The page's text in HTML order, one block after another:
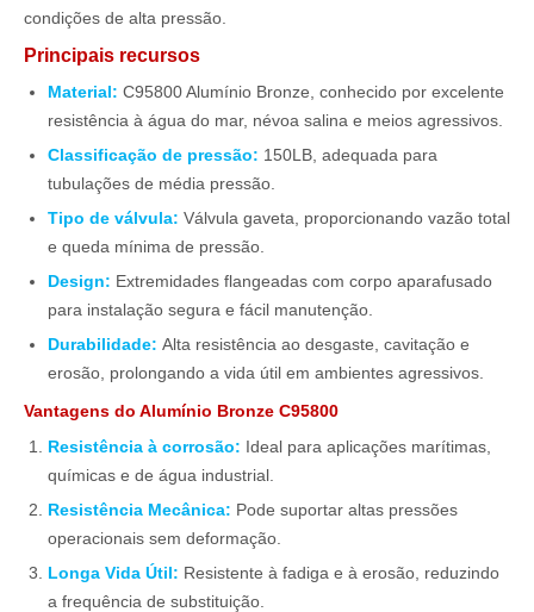
condições de alta pressão.
Principais recursos
Material: C95800 Alumínio Bronze, conhecido por excelente
resistência à água do mar, névoa salina e meios agressivos.
Classificação de pressão: 150LB, adequada para
tubulações de média pressão.
Tipo de válvula: Válvula gaveta, proporcionando vazão total
e queda mínima de pressão.
Design: Extremidades flangeadas com corpo aparafusado
para instalação segura e fácil manutenção.
Durabilidade: Alta resistência ao desgaste, cavitação e
erosão, prolongando a vida útil em ambientes agressivos.
Vantagens do Alumínio Bronze C95800
Resistência à corrosão: Ideal para aplicações marítimas,
químicas e de água industrial.
Resistência Mecânica: Pode suportar altas pressões
operacionais sem deformação.
Longa Vida Útil: Resistente à fadiga e à erosão, reduzindo
a frequência de substituição.